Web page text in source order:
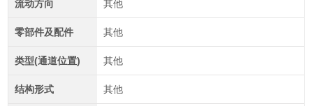
流动方向 其他
零部件及配件 其他
类型(通道位置) 其他
结构形式 其他